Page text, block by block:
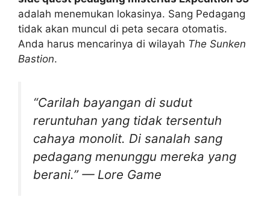
adalah menemukan lokasinya. Sang Pedagang
tidak akan muncul di peta secara otomatis.
Anda harus mencarinya di wilayah The Sunken
Bastion.
“Carilah bayangan di sudut
reruntuhan yang tidak tersentuh
cahaya monolit. Di sanalah sang
pedagang menunggu mereka yang
berani.”— Lore Game